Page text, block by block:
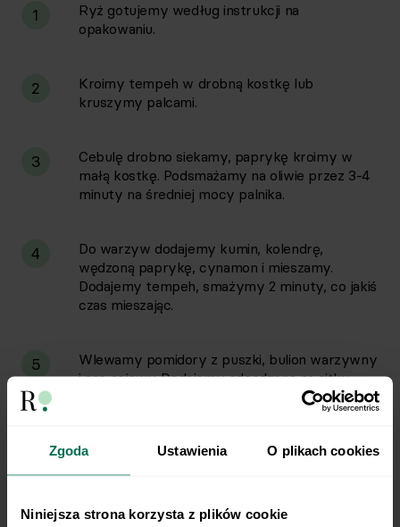
Zgoda Ustawienia O plikach cookies
Niniejsza strona korzysta z plików cookie
1
Ryż gotujemy według instrukcji na
opakowaniu.
2
Kroimy tempeh w drobną kostkę lub
kruszymy palcami.
3
Cebulę drobno siekamy, paprykę kroimy w
małą kostkę. Podsmażamy na oliwie przez 3-4
minuty na średniej mocy palnika.
4
Do warzyw dodajemy kumin, kolendrę,
wędzoną paprykę, cynamon i mieszamy.
Dodajemy tempeh, smażymy 2 minuty, co jakiś
czas mieszając.
5
Wlewamy pomidory z puszki, bulion warzywny
i sos sojowy. Dodajemy odcedzoną na sitku
fasolę, ciecierzycę i kukurydzę. Mieszamy i
dusimy na małym ogniu przez 10-15 minut.
posypujemy posiekaną kolendrą.